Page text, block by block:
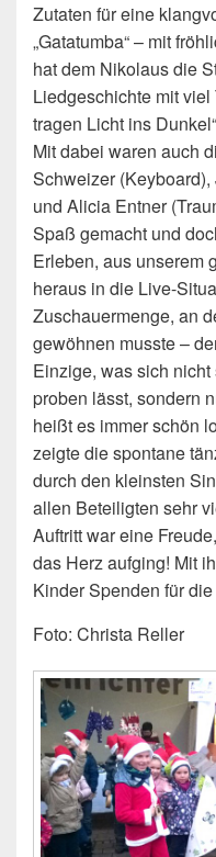
Zutaten für eine
„Gatatumba“ – mit
hat dem Nikolaus die
Liedgeschichte mit viel
tragen Licht ins
Mit dabei waren auch
Schweizer
und Alicia Entner
Spaß gemacht und
Erleben, aus unserem
heraus in die Live-
Zuschauermenge, an
gewöhnen musste –
Einzige, was sich
proben lässt, sondern
heißt es immer schön
zeigte die spontane
durch den kleinsten
allen Beteiligten sehr
Auftritt war eine
das Herz aufging! Mit
Kinder Spenden für
Foto: Christa Reller